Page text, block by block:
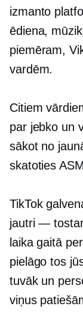
izmanto
ēdiena,
piemēram,
vardēm.
Citiem
par jebko un
sākot no
skatoties
TikTok
jautri —
laika gaitā
pielāgo tos
tuvāk un
viņus